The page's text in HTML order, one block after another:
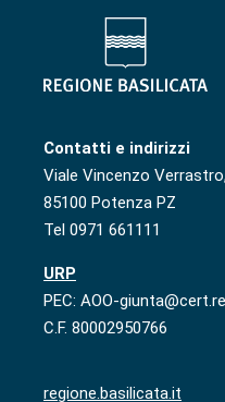
Contatti e indirizzi
Viale Vincenzo
85100 Potenza PZ
Tel 0971 661111
URP
PEC: AOO-
C.F. 80002950766
regione.basilicata.it